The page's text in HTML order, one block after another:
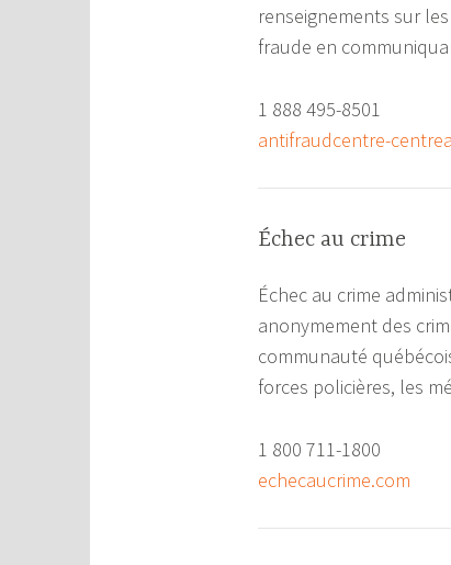
renseignements sur
fraude en
1 888 495-8501
antifraudcentre-
Échec au crime
Échec au crime
anonymement des
communauté
forces policières, les
1 800 711-1800
echecaucrime.com